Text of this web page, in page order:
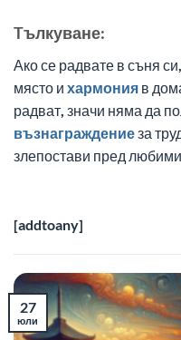
Tълкуване:
Ако се радвате в съня
място и хармония в
радват, значи няма да
възнаграждениеза
злепостави пред
[addtoany]
27
юли